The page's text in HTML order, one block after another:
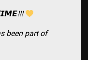
been part of